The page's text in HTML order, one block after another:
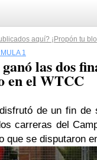
aquí? ¡Propón tu
1
las dos
en el WTCC
de un fin de
carreras del
que se disputaron